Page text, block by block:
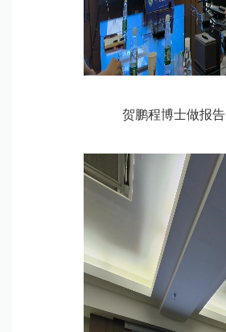
贺鹏程博士做报告